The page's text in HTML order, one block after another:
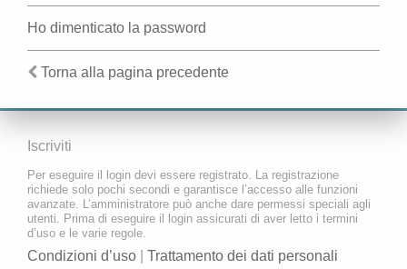
Ho dimenticato la password
Torna alla pagina precedente
Iscriviti
Per eseguire il login devi essere registrato. La registrazione
richiede solo pochi secondi e garantisce l’accesso alle funzioni
avanzate. L’amministratore può anche dare permessi speciali agli
utenti. Prima di eseguire il login assicurati di aver letto i termini
d’uso e le varie regole.
Condizioni d’uso Trattamento dei dati personali